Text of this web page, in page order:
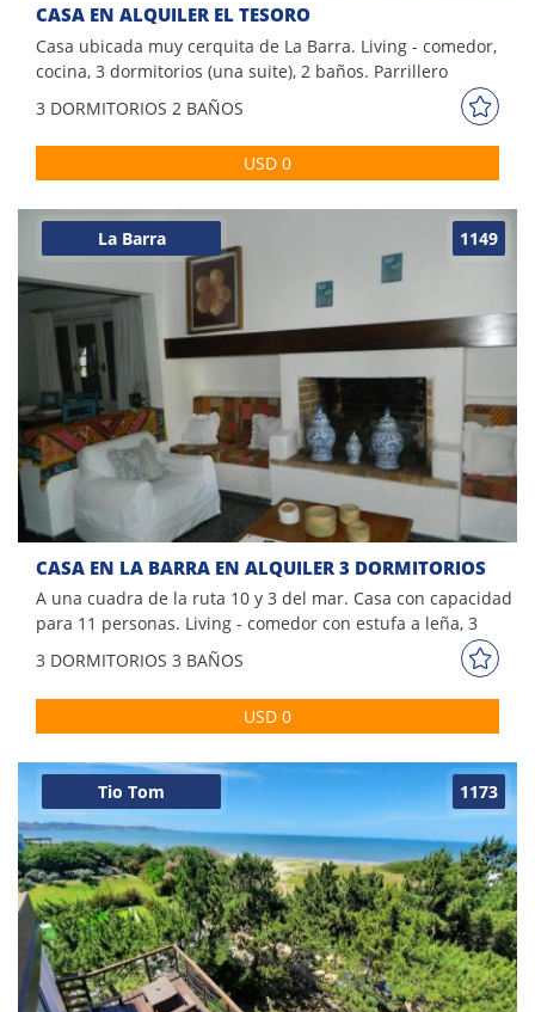
CASA EN ALQUILER EL TESORO
Casa ubicada muy cerquita de La Barra. Living - comedor,
cocina, 3 dormitorios (una suite), 2 baños. Parrillero
techado. Precioso jardín.
3 DORMITORIOS 2 BAÑOS
USD 0
1149
La Barra
CASA EN LA BARRA EN ALQUILER 3 DORMITORIOS
A una cuadra de la ruta 10 y 3 del mar. Casa con capacidad
para 11 personas. Living - comedor con estufa a leña, 3
dormitorios (dos en suite), 7 camas, 8 Plazas. Parrillero
techado. Aire acondicionado.
3 DORMITORIOS 3 BAÑOS
USD 0
1173
Tio Tom